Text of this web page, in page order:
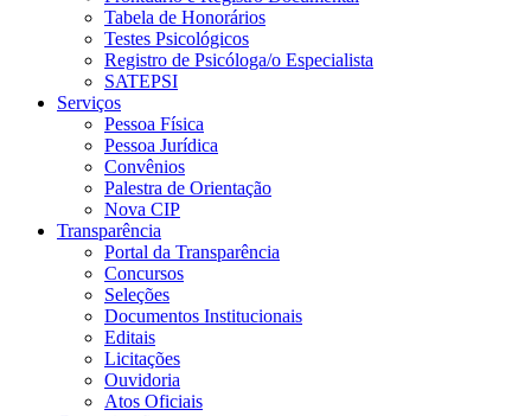
Tabela de Honorários
Testes Psicológicos
Registro de Psicóloga/o Especialista
SATEPSI
Serviços
Pessoa Física
Pessoa Jurídica
Convênios
Palestra de Orientação
Nova CIP
Transparência
Portal da Transparência
Concursos
Seleções
Documentos Institucionais
Editais
Licitações
Ouvidoria
Atos Oficiais